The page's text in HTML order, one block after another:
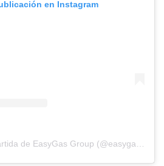
en Instagram
Una publicación compartida de EasyGas Group (@easygasgroup)